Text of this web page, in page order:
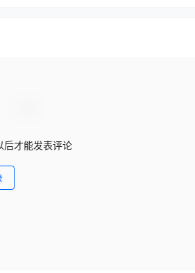
后才能发表评论